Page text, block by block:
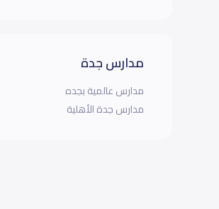
مدارس جدة
مدارس عالمية بجده
مدارس جدة الأهلية